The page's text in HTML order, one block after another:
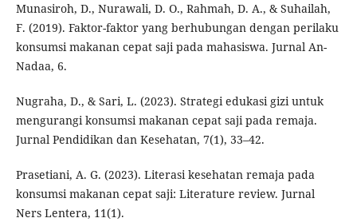
Munasiroh, D., Nurawali, D. O., Rahmah, D. A., & Suhailah,
F. (2019). Faktor-faktor yang berhubungan dengan perilaku
konsumsi makanan cepat saji pada mahasiswa. Jurnal An-
Nadaa, 6.
Nugraha, D., & Sari, L. (2023). Strategi edukasi gizi untuk
mengurangi konsumsi makanan cepat saji pada remaja.
Jurnal Pendidikan dan Kesehatan, 7(1), 33–42.
Prasetiani, A. G. (2023). Literasi kesehatan remaja pada
konsumsi makanan cepat saji: Literature review. Jurnal
Ners Lentera, 11(1).